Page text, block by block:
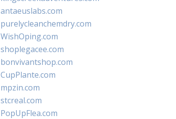
antaeuslabs.com
purelycleanchemdry.com
WishOping.com
shoplegacee.com
bonvivantshop.com
CupPlante.com
mpzin.com
stcreal.com
PopUpFlea.com